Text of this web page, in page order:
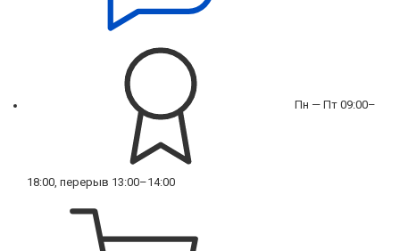
Пн — Пт 09:00–
18:00, перерыв 13:00–14:00